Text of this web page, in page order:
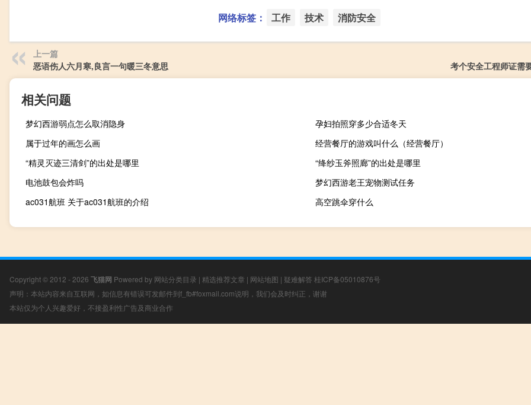
网络标签： 工作 技术 消防安全
上一篇
恶语伤人六月寒,良言一句暖三冬意思
考个安全工程师证需
相关问题
梦幻西游弱点怎么取消隐身
孕妇拍照穿多少合适冬天
属于过年的画怎么画
经营餐厅的游戏叫什么（经营餐厅）
“精灵灭迹三清剑”的出处是哪里
“绛纱玉斧照廊”的出处是哪里
电池鼓包会炸吗
梦幻西游老王宠物测试任务
ac031航班 关于ac031航班的介绍
高空跳伞穿什么
Copyright © 2012 - 2026 飞猫网 Powered by 网站分类目录 | 精选推荐文章 | 网站地图 | 疑难解答 桂ICP备05010876号
声明：本站内容来自互联网，如信息有错误可发邮件到f_fb#foxmail.com说明，我们会及时纠正，谢谢
本站仅为个人兴趣爱好，不接盈利性广告及商业合作